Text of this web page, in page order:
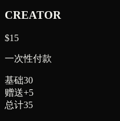
CREATOR
$15
一次性付款
基础30
赠送+5
总计35